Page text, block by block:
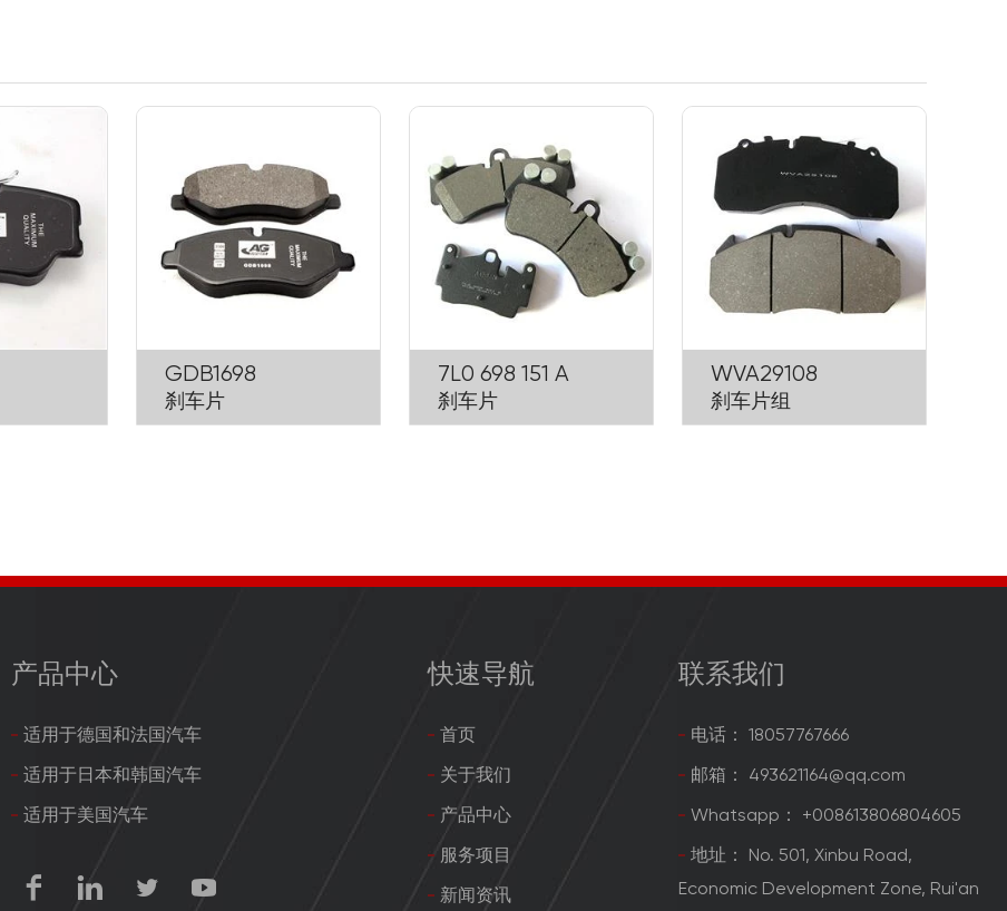
GDB1698
刹车片
7L0 698 151 A
刹车片
WVA29108
刹车片组
产品中心
适用于德国和法国汽车
适用于日本和韩国汽车
适用于美国汽车
   
快速导航
首页
关于我们
产品中心
服务项目
新闻资讯
联系我们
电话： 18057767666
邮箱： 493621164@qq.com
Whatsapp： +008613806804605
地址： No. 501, Xinbu Road,
Economic Development Zone, Rui'an